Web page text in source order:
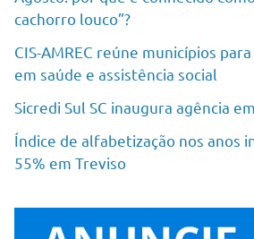
cachorro louco”?
CIS-AMREC reúne municípios
em saúde e assistência social
Sicredi Sul SC inaugura agência
Índice de alfabetização nos anos
55% em Treviso